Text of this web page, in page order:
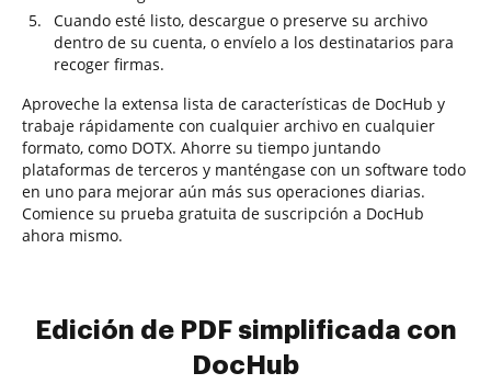
Cuando esté listo, descargue o preserve su archivo
dentro de su cuenta, o envíelo a los destinatarios para
recoger firmas.
Aproveche la extensa lista de características de DocHub y
trabaje rápidamente con cualquier archivo en cualquier
formato, como DOTX. Ahorre su tiempo juntando
plataformas de terceros y manténgase con un software todo
en uno para mejorar aún más sus operaciones diarias.
Comience su prueba gratuita de suscripción a DocHub
ahora mismo.
Edición de PDF simplificada con
DocHub